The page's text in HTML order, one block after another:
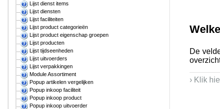
Lijst dienst items
Lijst diensten
Lijst faciliteiten
Lijst product categorieën
Lijst product eigenschap groepen
Lijst producten
Lijst tijdseenheden
Lijst uitvoerders
Lijst verpakkingen
Module Assortiment
Popup artikelen vergelijken
Popup inkoop faciliteit
Popup inkoop product
Popup inkoop uitvoerder
De
› Klik